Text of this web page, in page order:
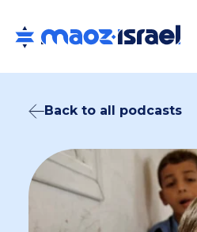
Back to all podcasts